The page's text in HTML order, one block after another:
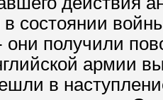
в состоянии
они получили
армии
в